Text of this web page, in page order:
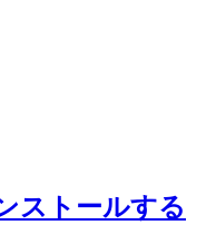
ストールする